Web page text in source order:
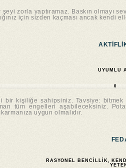
zorla yaptıramaz. Baskın olmayı
için sizden kaçması ancak kendi
UYUMLU
0
bir kişiliğe sahipsiniz. Tavsiye:
tüm engelleri aşabileceksiniz.
uygun olmalıdır.
RASYONEL BENCILLIK,